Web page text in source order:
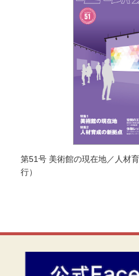
第51号 美術館の現在地／人材
行）